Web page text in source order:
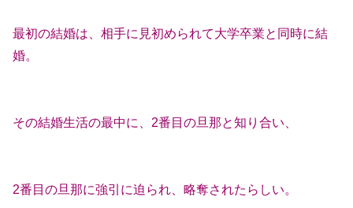
最初の結婚は、相手に見初められて大学卒業と同時に結
婚。
その結婚生活の最中に、2番目の旦那と知り合い、
2番目の旦那に強引に迫られ、略奪されたらしい。